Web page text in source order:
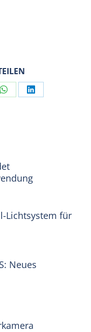
Share Share
Lichtsystem für
Neues